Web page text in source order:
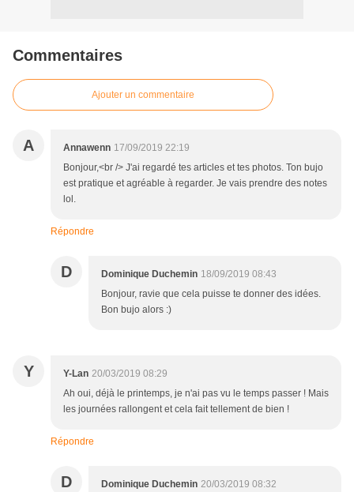
Commentaires
Ajouter un commentaire
A Annawenn 17/09/2019 22:19
Bonjour,<br /> J'ai regardé tes articles et tes photos. Ton bujo
est pratique et agréable à regarder. Je vais prendre des notes
lol.
Répondre
D Dominique Duchemin 18/09/2019 08:43
Bonjour, ravie que cela puisse te donner des idées.
Bon bujo alors :)
Y Y-Lan 20/03/2019 08:29
Ah oui, déjà le printemps, je n'ai pas vu le temps passer ! Mais
les journées rallongent et cela fait tellement de bien !
Répondre
D Dominique Duchemin 20/03/2019 08:32